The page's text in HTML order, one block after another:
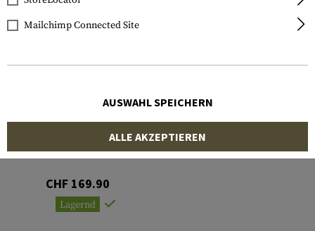
M2 .50 cal Barrel Sleeve
CHF 169.90
Lagernd
Mailchimp Connected Site
AUSWAHL SPEICHERN
ALLE AKZEPTIEREN